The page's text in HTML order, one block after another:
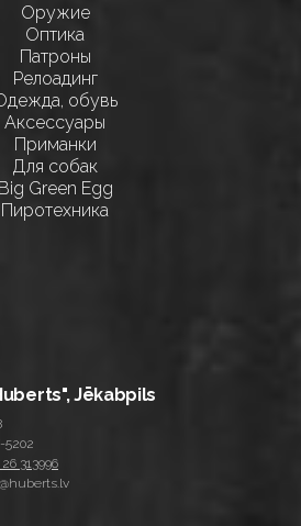
Оружие
Оптика
Патроны
Релоадинг
обувь
Аксессуары
Приманки
Для собак
Big Green Egg
Пиротехника
Jēkabpils
5202
26 313996